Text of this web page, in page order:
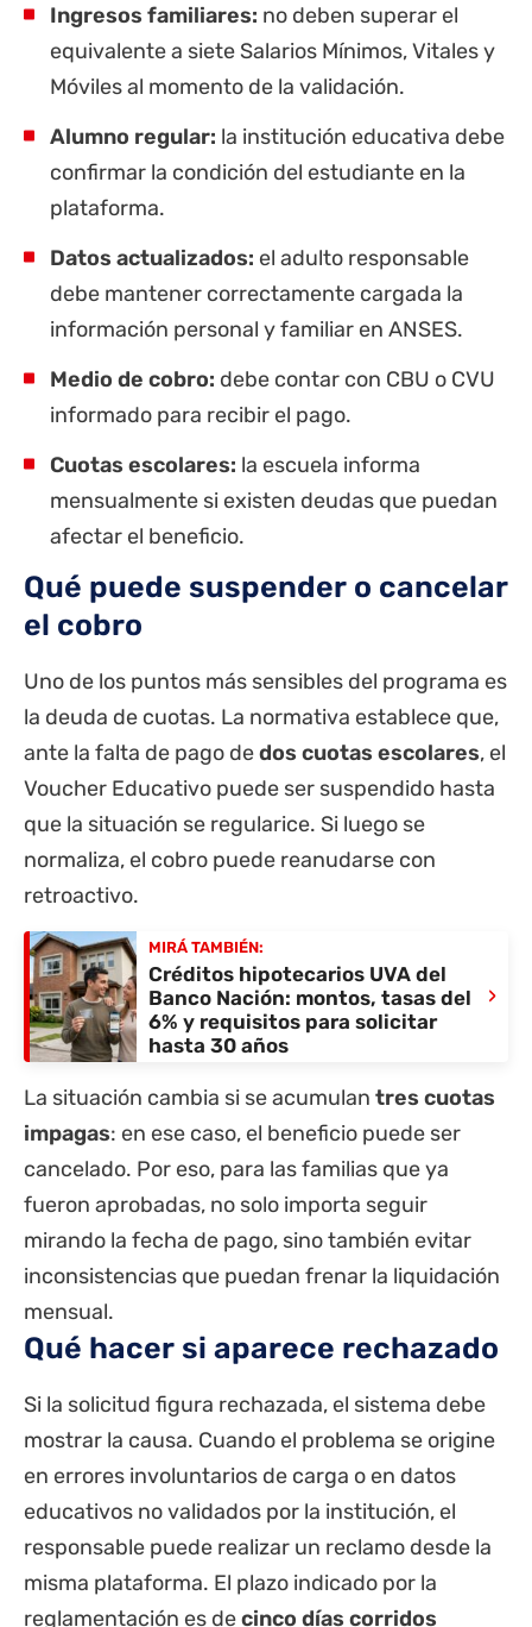
Ingresos familiares: no deben superar el
equivalente a siete Salarios Mínimos, Vitales y
Móviles al momento de la validación.
Alumno regular: la institución educativa debe
confirmar la condición del estudiante en la
plataforma.
Datos actualizados: el adulto responsable
debe mantener correctamente cargada la
información personal y familiar en ANSES.
Medio de cobro: debe contar con CBU o CVU
informado para recibir el pago.
Cuotas escolares: la escuela informa
mensualmente si existen deudas que puedan
afectar el beneficio.
Qué puede suspender o cancelar
el cobro
Uno de los puntos más sensibles del programa es
la deuda de cuotas. La normativa establece que,
ante la falta de pago dedos cuotas escolares, el
Voucher Educativo puede ser suspendido hasta
que la situación se regularice. Si luego se
normaliza, el cobro puede reanudarse con
retroactivo.
MIRÁ TAMBIÉN:
Créditos hipotecarios UVA del
Banco Nación: montos, tasas del
6% y requisitos para solicitar
hasta 30 años
›
La situación cambia si se acumulan tres cuotas
impagas: en ese caso, el beneficio puede ser
cancelado. Por eso, para las familias que ya
fueron aprobadas, no solo importa seguir
mirando la fecha de pago, sino también evitar
inconsistencias que puedan frenar la liquidación
mensual.
Qué hacer si aparece rechazado
Si la solicitud figura rechazada, el sistema debe
mostrar la causa. Cuando el problema se origine
en errores involuntarios de carga o en datos
educativos no validados por la institución, el
responsable puede realizar un reclamo desde la
misma plataforma. El plazo indicado por la
reglamentación es decinco días corridos